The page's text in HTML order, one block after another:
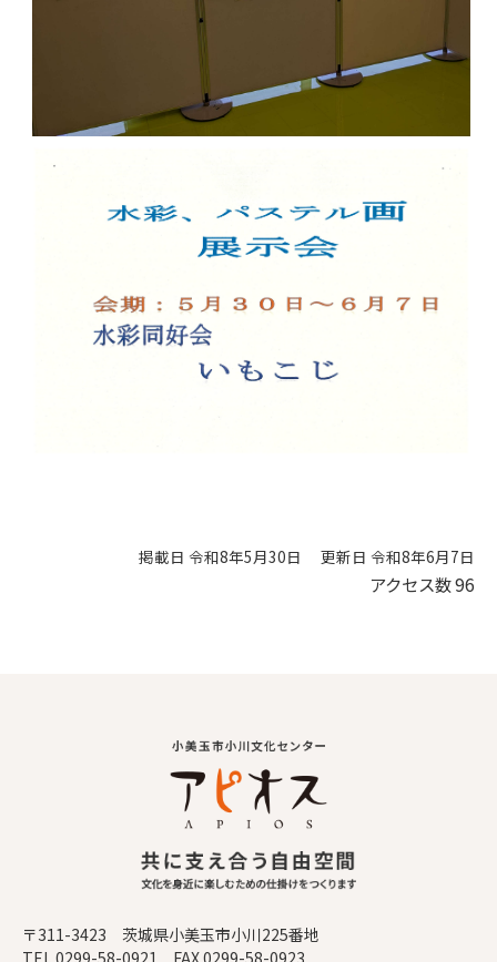
掲載日 令和8年5月30日 更新日 令和8年6月7日
アクセス数96
〒311-3423 茨城県小美玉市小川225番地
TEL 0299-58-0921 FAX 0299-58-0923